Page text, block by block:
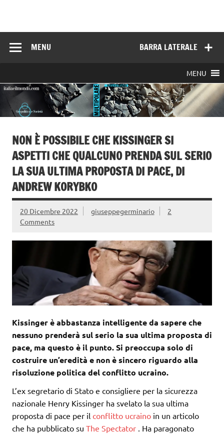
BARRA LATERALE
MENU
MENU
NON È POSSIBILE CHE KISSINGER SI
ASPETTI CHE QUALCUNO PRENDA SUL SERIO
LA SUA ULTIMA PROPOSTA DI PACE, DI
ANDREW KORYBKO
20 Dicembre 2022 giuseppegerminario
2
Comments
Kissinger è abbastanza intelligente da sapere che
nessuno prenderà sul serio la sua ultima proposta di
pace, ma questo è il punto. Si preoccupa solo di
costruire un’eredità e non è sincero riguardo alla
risoluzione politica del conflitto ucraino.
L’ex segretario di Stato e consigliere per la sicurezza
nazionale Henry Kissinger ha svelato la sua ultima
proposta di pace per il conflitto ucraino in un articolo
che ha pubblicato su The Spectator . Ha paragonato